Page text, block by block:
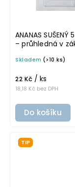
ANANAS SUŠENÝ
– průhledná v
samolepka na
Skladem (>10 ks)
18,18 Kč bez DPH
22 Kč / ks
Do košíku
TIP